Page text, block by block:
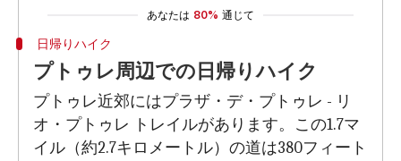
あなたは 80% 通じて
日帰りハイク
プトゥレ周辺での日帰りハイク
プトゥレ近郊にはプラザ・デ・プトゥレ - リ
オ・プトゥレ トレイルがあります。この1.7マ
イル（約2.7キロメートル）の道は380フィート